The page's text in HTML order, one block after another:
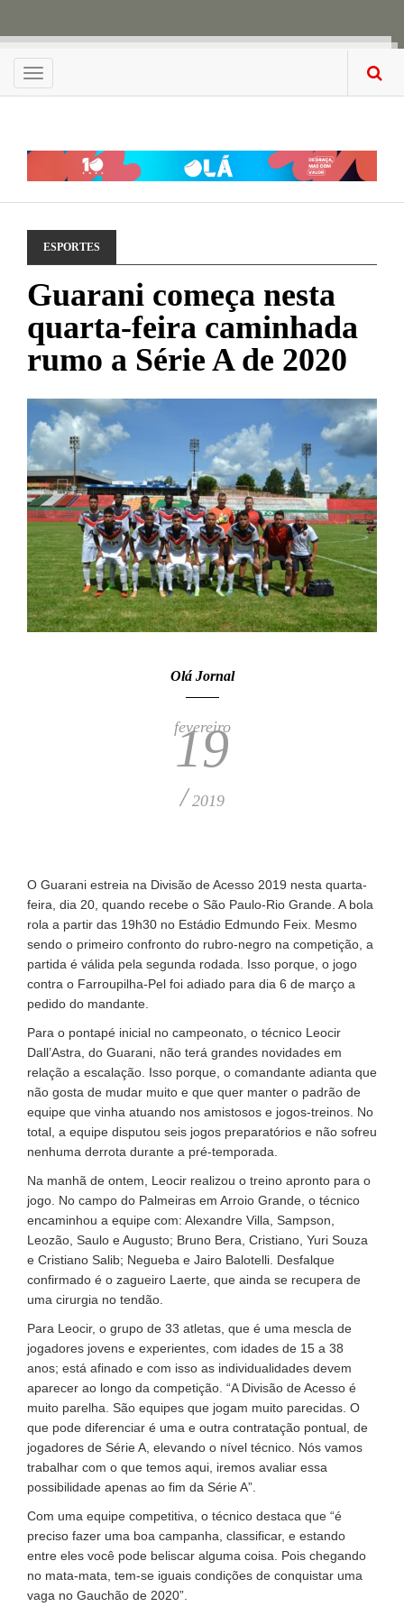
Menu
ESPORTES
Guarani começa nesta
quarta-feira caminhada
rumo a Série A de 2020
Olá Jornal
fevereiro
19
/ 2019
O Guarani estreia na Divisão de Acesso 2019 nesta quarta-
feira, dia 20, quando recebe o São Paulo-Rio Grande. A bola
rola a partir das 19h30 no Estádio Edmundo Feix. Mesmo
sendo o primeiro confronto do rubro-negro na competição, a
partida é válida pela segunda rodada. Isso porque, o jogo
contra o Farroupilha-Pel foi adiado para dia 6 de março a
pedido do mandante.
Para o pontapé inicial no campeonato, o técnico Leocir
Dall’Astra, do Guarani, não terá grandes novidades em
relação a escalação. Isso porque, o comandante adianta que
não gosta de mudar muito e que quer manter o padrão de
equipe que vinha atuando nos amistosos e jogos-treinos. No
total, a equipe disputou seis jogos preparatórios e não sofreu
nenhuma derrota durante a pré-temporada.
Na manhã de ontem, Leocir realizou o treino apronto para o
jogo. No campo do Palmeiras em Arroio Grande, o técnico
encaminhou a equipe com: Alexandre Villa, Sampson,
Leozão, Saulo e Augusto; Bruno Bera, Cristiano, Yuri Souza
e Cristiano Salib; Negueba e Jairo Balotelli. Desfalque
confirmado é o zagueiro Laerte, que ainda se recupera de
uma cirurgia no tendão.
Para Leocir, o grupo de 33 atletas, que é uma mescla de
jogadores jovens e experientes, com idades de 15 a 38
anos; está afinado e com isso as individualidades devem
aparecer ao longo da competição. “A Divisão de Acesso é
muito parelha. São equipes que jogam muito parecidas. O
que pode diferenciar é uma e outra contratação pontual, de
jogadores de Série A, elevando o nível técnico. Nós vamos
trabalhar com o que temos aqui, iremos avaliar essa
possibilidade apenas ao fim da Série A”.
Com uma equipe competitiva, o técnico destaca que “é
preciso fazer uma boa campanha, classificar, e estando
entre eles você pode beliscar alguma coisa. Pois chegando
no mata-mata, tem-se iguais condições de conquistar uma
vaga no Gauchão de 2020”.